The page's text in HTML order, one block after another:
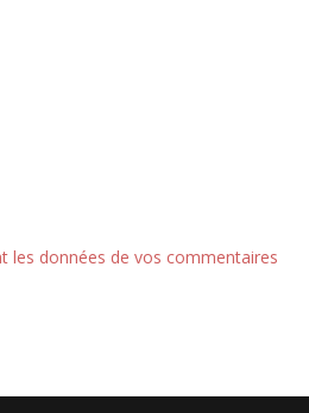
les données de vos commentaires